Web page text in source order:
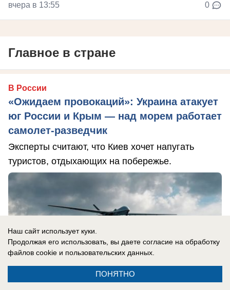
вчера в 13:55 0
Главное в стране
В России
«Ожидаем провокаций»: Украина атакует
юг России и Крым — над морем работает
самолет-разведчик
Эксперты считают, что Киев хочет напугать
туристов, отдыхающих на побережье.
Наш сайт использует куки.
Продолжая его использовать, вы даете согласие на обработку
файлов cookie и пользовательских данных.
ПОНЯТНО